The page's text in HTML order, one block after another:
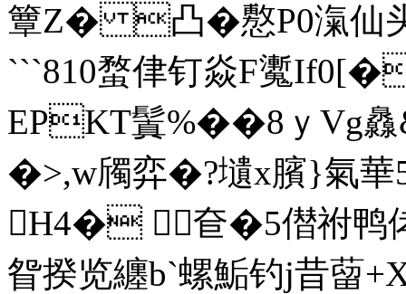
簟Z� 凸�懯P0滊仙头
```810蝥侓钉焱F魙
EPKT鬒%��8ｙVg
�>,w斶弈�?壝x臏}氣華5
H4� 奆�5僣祔鸭侾
眢揆览纏b`螺鮜钓j昔